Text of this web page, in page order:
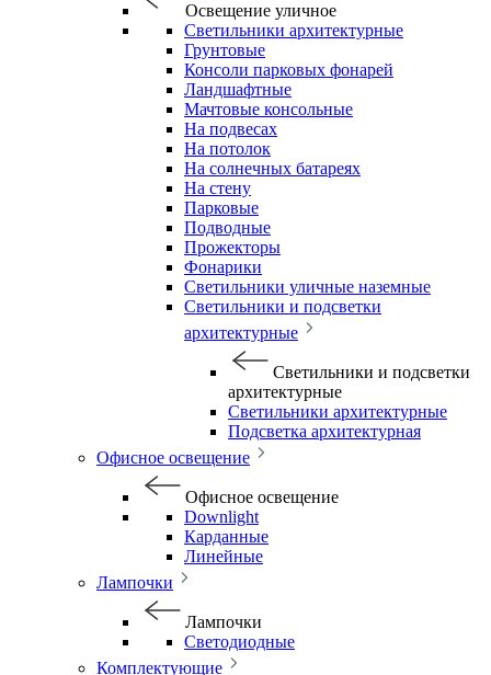
Освещение уличное
Светильники архитектурные
Грунтовые
Консоли парковых фонарей
Ландшафтные
Мачтовые консольные
На подвесах
На потолок
На солнечных батареях
На стену
Парковые
Подводные
Прожекторы
Фонарики
Светильники уличные наземные
Светильники и подсветки
архитектурные
Светильники и подсветки
архитектурные
Светильники архитектурные
Подсветка архитектурная
Офисное освещение
Офисное освещение
Downlight
Карданные
Линейные
Лампочки
Лампочки
Светодиодные
Комплектующие